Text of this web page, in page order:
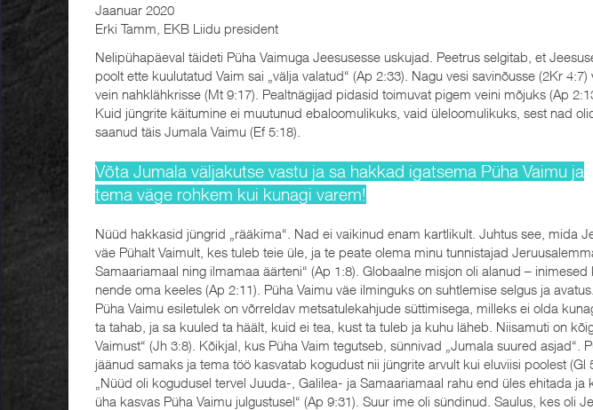
Jaanuar 2020
Erki Tamm, EKB Liidu president
Nelipühapäeval täideti Püha Vaimuga Jeesusesse uskujad. Peetrus selgitab, et
poolt ette kuulutatud Vaim sai „välja valatud“ (Ap 2:33). Nagu vesi savinõusse (2Kr 4:7)
vein nahklähkrisse (Mt 9:17). Pealtnägijad pidasid toimuvat pigem veini mõjuks (Ap
Kuid jüngrite käitumine ei muutunud ebaloomulikuks, vaid üleloomulikuks, sest nad
saanud täis Jumala Vaimu (Ef 5:18).
Võta Jumala väljakutse vastu ja sa hakkad igatsema Püha Vaimu ja
tema väge rohkem kui kunagi varem!
Nüüd hakkasid jüngrid „rääkima“. Nad ei vaikinud enam kartlikult. Juhtus see, mida
väe Pühalt Vaimult, kes tuleb teie üle, ja te peate olema minu tunnistajad
Samaariamaal ning ilmamaa äärteni“ (Ap 1:8). Globaalne misjon oli alanud – inimesed
nende oma keeles (Ap 2:11). Püha Vaimu väe ilminguks on suhtlemise selgus ja avatus.
Püha Vaimu esiletulek on võrreldav metsatulekahjude süttimisega, milleks ei olda
ta tahab, ja sa kuuled ta häält, kuid ei tea, kust ta tuleb ja kuhu läheb. Niisamuti on
Vaimust“ (Jh 3:8). Kõikjal, kus Püha Vaim tegutseb, sünnivad „Jumala suured asjad“.
jäänud samaks ja tema töö kasvatab kogudust nii jüngrite arvult kui eluviisi poolest (Gl
„Nüüd oli kogudusel tervel Juuda-, Galilea- ja Samaariamaal rahu end üles ehitada ja
üha kasvas Püha Vaimu julgustusel“ (Ap 9:31). Suur ime oli sündinud. Saulus, kes oli
26
Linda
Sina